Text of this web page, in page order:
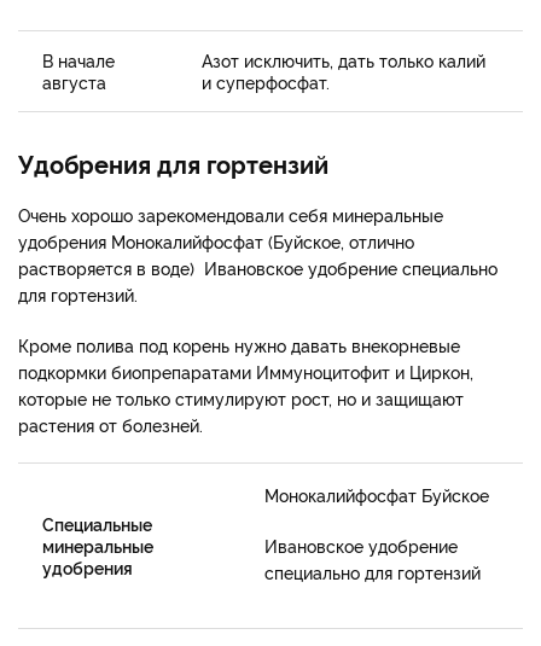
В начале
августа
Азот исключить, дать только калий
и суперфосфат.
Удобрения для гортензий
Очень хорошо зарекомендовали себя минеральные
удобрения Монокалийфосфат (Буйское, отлично
растворяется в воде) Ивановское удобрение специально
для гортензий.
Кроме полива под корень нужно давать внекорневые
подкормки биопрепаратами Иммуноцитофит и Циркон,
которые не только стимулируют рост, но и защищают
растения от болезней.
Специальные
минеральные
удобрения
Монокалийфосфат Буйское
Ивановское удобрение
специально для гортензий